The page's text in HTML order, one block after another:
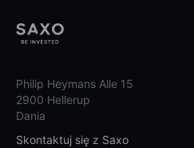
Philip Heymans Alle 15
2900 Hellerup
Dania
Skontaktuj się z Saxo